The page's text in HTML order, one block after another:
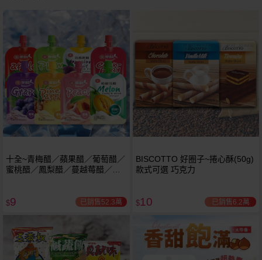
十全~青梅醋／蘋果醋／葡萄醋／
蜜桃醋／鳳梨醋／蔓越莓醋／百
$9 已銷售52.3萬
BISCOTTO 好圈子~捲心酥(50g)
款式可選 巧克力
$10 已銷售6.2萬